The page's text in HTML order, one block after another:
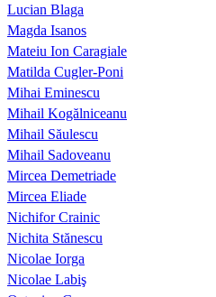
Lucian Blaga
Magda Isanos
Mateiu Ion Caragiale
Matilda Cugler-Poni
Mihai Eminescu
Mihail Kogălniceanu
Mihail Săulescu
Mihail Sadoveanu
Mircea Demetriade
Mircea Eliade
Nichifor Crainic
Nichita Stănescu
Nicolae Iorga
Nicolae Labiş